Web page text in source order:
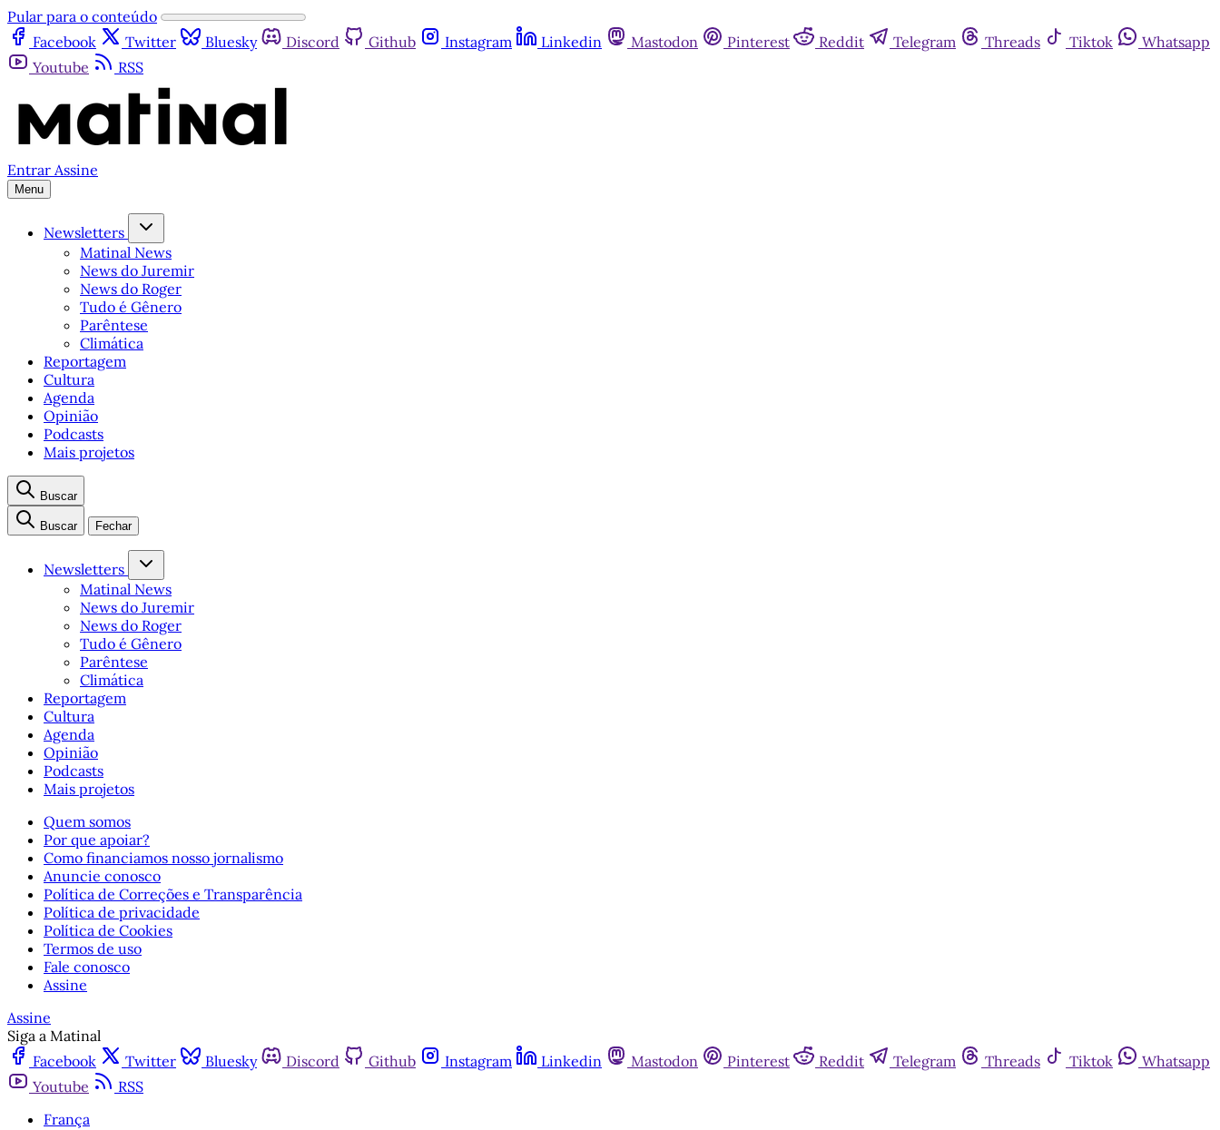
Pular para o conteúdo
Facebook
Twitter Bluesky Discord Github Instagram Linkedin Mastodon Pinterest Reddit Telegram Threads Tiktok
Whatsapp
Youtube
RSS
Entrar Assine
Menu
Newsletters
Matinal News
News do Juremir
News do Roger
Tudo é Gênero
Parêntese
Climática
Reportagem
Cultura
Agenda
Opinião
Podcasts
Mais projetos
Buscar
Buscar Fechar
Newsletters
Matinal News
News do Juremir
News do Roger
Tudo é Gênero
Parêntese
Climática
Reportagem
Cultura
Agenda
Opinião
Podcasts
Mais projetos
Quem somos
Por que apoiar?
Como financiamos nosso jornalismo
Anuncie conosco
Política de Correções e Transparência
Política de privacidade
Política de Cookies
Termos de uso
Fale conosco
Assine
Assine
Siga a Matinal
Facebook
Twitter Bluesky Discord Github Instagram Linkedin Mastodon Pinterest Reddit Telegram Threads Tiktok
Whatsapp
Youtube
RSS
França